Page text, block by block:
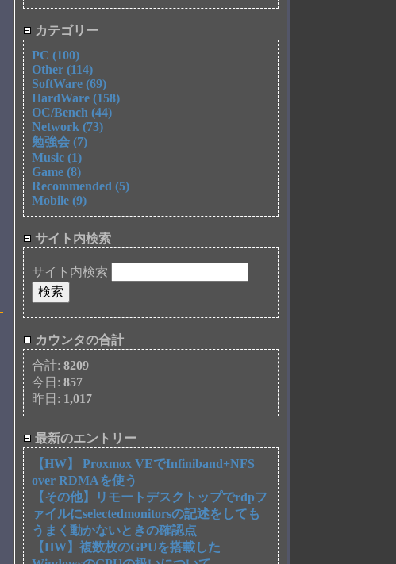
カテゴリー
PC (100)
Other (114)
SoftWare (69)
HardWare (158)
OC/Bench (44)
Network (73)
勉強会 (7)
Music (1)
Game (8)
Recommended (5)
Mobile (9)
サイト内検索
サイト内検索
カウンタの合計
合計:8209
今日:857
昨日: 1,017
最新のエントリー
【HW】 Proxmox VEでInfiniband+NFS
over RDMAを使う
【その他】リモートデスクトップでrdpフ
ァイルにselectedmonitorsの記述をしても
うまく動かないときの確認点
【HW】複数枚のGPUを搭載した